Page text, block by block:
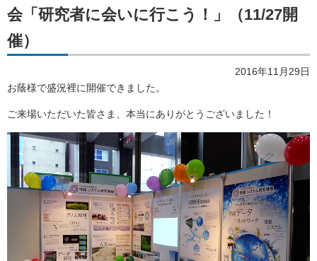
会「研究者に会いに行こう！」（11/27開
催）
2016年11月29日
お蔭様で盛況裡に開催できました。
ご来場いただいた皆さま、本当にありがとうございました！